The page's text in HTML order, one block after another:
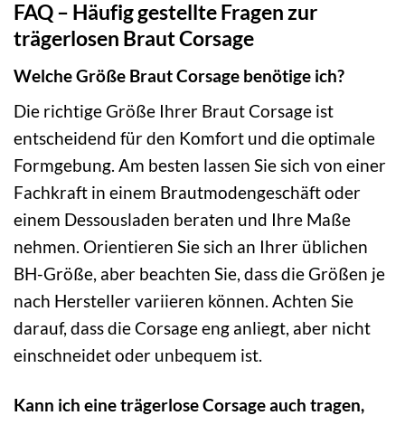
FAQ – Häufig gestellte Fragen zur
trägerlosen Braut Corsage
Welche Größe Braut Corsage benötige ich?
Die richtige Größe Ihrer Braut Corsage ist
entscheidend für den Komfort und die optimale
Formgebung. Am besten lassen Sie sich von einer
Fachkraft in einem Brautmodengeschäft oder
einem Dessousladen beraten und Ihre Maße
nehmen. Orientieren Sie sich an Ihrer üblichen
BH-Größe, aber beachten Sie, dass die Größen je
nach Hersteller variieren können. Achten Sie
darauf, dass die Corsage eng anliegt, aber nicht
einschneidet oder unbequem ist.
Kann ich eine trägerlose Corsage auch tragen,